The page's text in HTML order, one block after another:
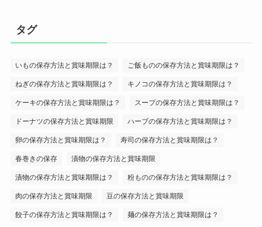
タグ
いもの保存方法と賞味期限は？ ご飯ものの保存方法と賞味期限は？
ねぎの保存方法と賞味期限は？ キノコの保存方法と賞味期限は？
ケーキの保存方法と賞味期限は？ スープの保存方法と賞味期限は？
ドーナツの保存方法と賞味期限 ハーブの保存方法と賞味期限は？
卵の保存方法と賞味期限は？ 寿司の保存方法と賞味期限は？
春巻きの保存 漬物の保存方法と賞味期限
漬物の保存方法と賞味期限は？ 粉ものの保存方法と賞味期限は？
肉の保存方法と賞味期限 豆の保存方法と賞味期限
餃子の保存方法と賞味期限は？ 麺の保存方法と賞味期限は？